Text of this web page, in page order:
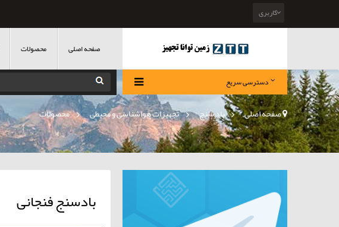
کاربری
صفحه اصلی محصولات
دسترسی سریع
صفحه اصلی > باد سنج » تجهیزات هواشناسی و محیطی » محصولات
بادسنج فنجانی